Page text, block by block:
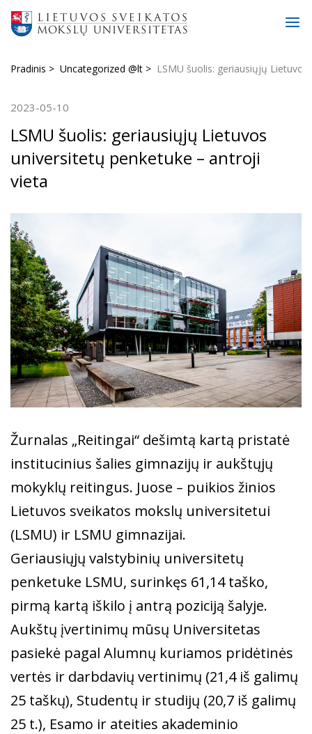
Pradinis Uncategorized @lt LSMU šuolis: geriausiųjų
2023-05-10
LSMU šuolis: geriausiųjų Lietuvos
universitetų penketuke – antroji
vieta
Žurnalas „Reitingai“ dešimtą kartą pristatė
institucinius šalies gimnazijų ir aukštųjų
mokyklų reitingus. Juose – puikios žinios
Lietuvos sveikatos mokslų universitetui
(LSMU) ir LSMU gimnazijai.
Geriausiųjų valstybinių universitetų
penketuke LSMU, surinkęs 61,14 taško,
pirmą kartą iškilo į antrą poziciją šalyje.
Aukštų įvertinimų mūsų Universitetas
pasiekė pagal Alumnų kuriamos pridėtinės
vertės ir darbdavių vertinimų (21,4 iš galimų
25 taškų), Studentų ir studijų (20,7 iš galimų
25 t.), Esamo ir ateities akademinio